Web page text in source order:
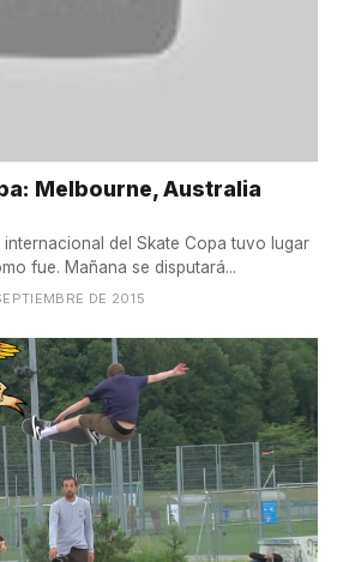
Melbourne, Australia
del Skate Copa tuvo lugar
fue. Mañana se disputará...
DE 2015